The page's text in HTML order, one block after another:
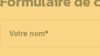
Votre nom*